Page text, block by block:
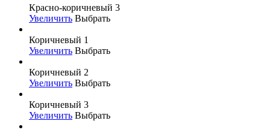
Красно-коричневый 3
Увеличить Выбрать
Коричневый 1
Увеличить Выбрать
Коричневый 2
Увеличить Выбрать
Коричневый 3
Увеличить Выбрать